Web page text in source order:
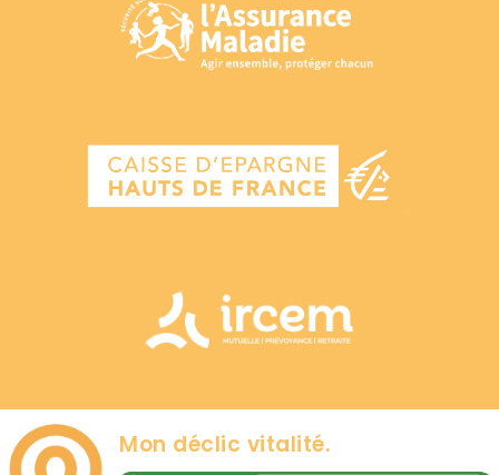
Mon déclic vitalité.